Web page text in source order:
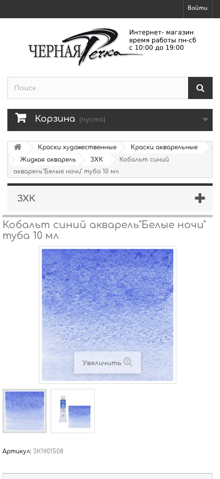
Войти
Корзина (пусто)
Краски художественные
Краски акварельные
Жидкая акварель
ЗХК
Кобальт синий
акварель"Белые ночи" туба 10 мл
ЗХК
Кобальт синий акварель"Белые ночи"
туба 10 мл
Увеличить
Артикул: ЗК1901508